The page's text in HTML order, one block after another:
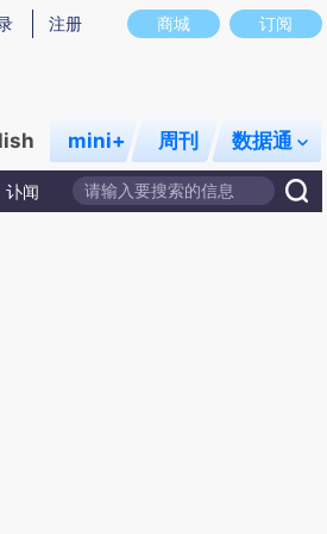
实意图存在偏差。不代表财新观点和立场。推
商城 订阅
注册
mini+ 周刊 数据通
讣闻